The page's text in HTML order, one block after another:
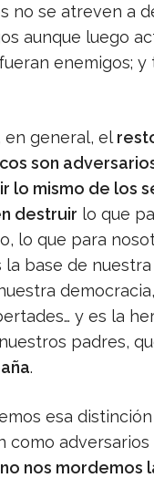
no se atreven a
aunque luego
enemigos; y
en general, el
son
lo mismo de los
destruir lo que
lo que para
base de
y es la
padres,
.
esa
como adversarios
no nos mordemos